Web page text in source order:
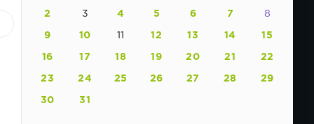
2 3 4 5 6 7 8
9 10 11 12 13 14 15
16 17 18 19 20 21 22
23 24 25 26 27 28 29
30 31